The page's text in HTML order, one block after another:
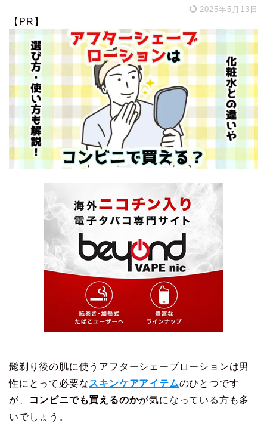
2025年5月13日
【PR】
髭剃り後の肌に使うアフターシェーブローションは男
性にとって必要なスキンケアアイテムのひとつです
が、
コンビニでも買えるのかが気になっている方も多
いでしょう。